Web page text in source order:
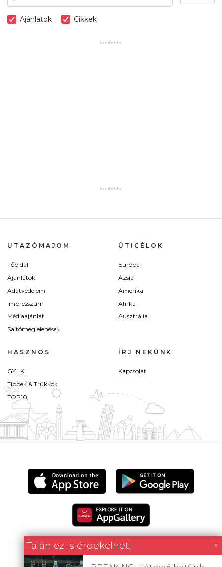
Talán ez is érdekelhet! ×
Ajánlatok Cikkek
UTAZÓMAJOM
Főoldal
Ajánlatok
Adatvédelem
Impresszum
Médiaajánlat
Sajtómegjelenések
ÚTICÉLOK
Európa
Ázsia
Amerika
Afrika
Ausztrália
HASZNOS
GY.I.K.
Tippek & Trükkök
TOP10
ÍRJ NEKÜNK
Kapcsolat